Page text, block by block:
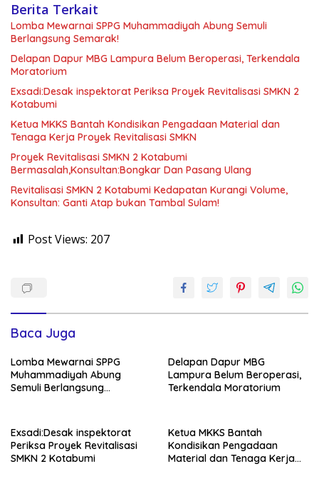
Berita Terkait
Lomba Mewarnai SPPG Muhammadiyah Abung Semuli
Berlangsung Semarak!
Delapan Dapur MBG Lampura Belum Beroperasi, Terkendala
Moratorium
Exsadi:Desak inspektorat Periksa Proyek Revitalisasi SMKN 2
Kotabumi
Ketua MKKS Bantah Kondisikan Pengadaan Material dan
Tenaga Kerja Proyek Revitalisasi SMKN
Proyek Revitalisasi SMKN 2 Kotabumi
Bermasalah,Konsultan:Bongkar Dan Pasang Ulang
Revitalisasi SMKN 2 Kotabumi Kedapatan Kurangi Volume,
Konsultan: Ganti Atap bukan Tambal Sulam!
Post Views: 207
Baca Juga
Lomba Mewarnai SPPG
Muhammadiyah Abung
Semuli Berlangsung
Delapan Dapur MBG
Lampura Belum Beroperasi,
Terkendala Moratorium
Exsadi:Desak inspektorat
Periksa Proyek Revitalisasi
SMKN 2 Kotabumi
Ketua MKKS Bantah
Kondisikan Pengadaan
Material dan Tenaga Kerja